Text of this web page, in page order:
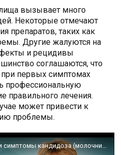
вызывает много
Некоторые отмечают
препаратов, таких как
Другие жалуются на
и рецидивы
соглашаются, что
при первых симптомах
профессиональную
правильного лечения.
может привести к
проблемы.
Кандидоз у женщин. Причины и симптомы кандидоза (молочницы). Диагностика и методы лечения .